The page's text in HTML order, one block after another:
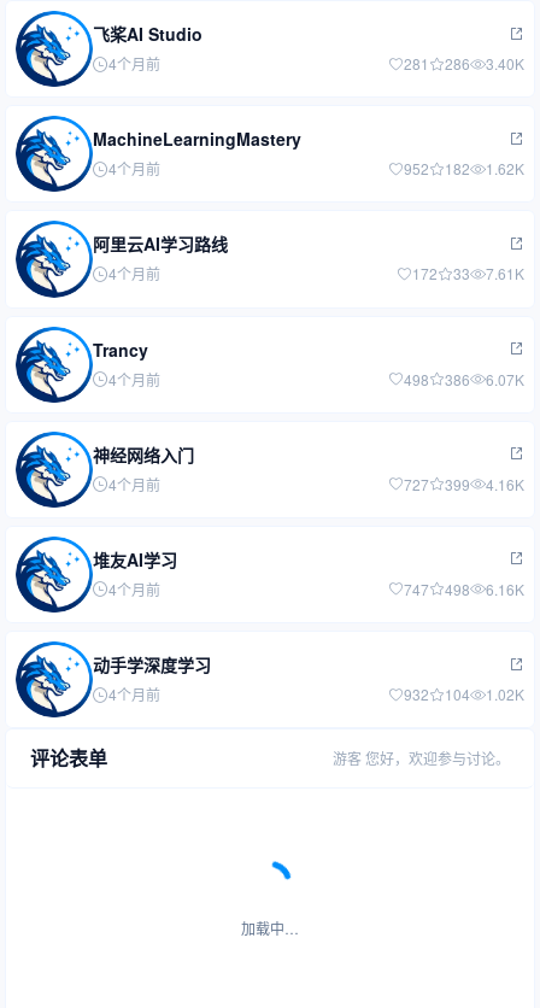
飞桨AI Studio
4个月前 281 286 3.40K
MachineLearningMastery
4个月前 952 182 1.62K
阿里云AI学习路线
4个月前 172 33 7.61K
Trancy
4个月前 498 386 6.07K
神经网络入门
4个月前 727 399 4.16K
堆友AI学习
4个月前 747 498 6.16K
动手学深度学习
4个月前 932 104 1.02K
评论表单 游客 您好，欢迎参与讨论。
加载中…